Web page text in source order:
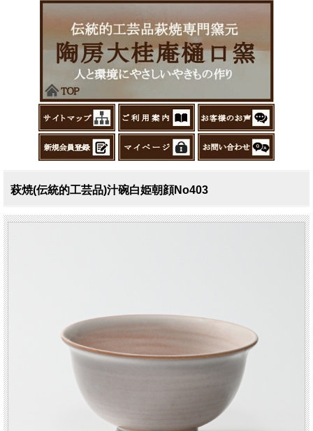
萩焼(伝統的工芸品)汁碗白姫朝顔No403